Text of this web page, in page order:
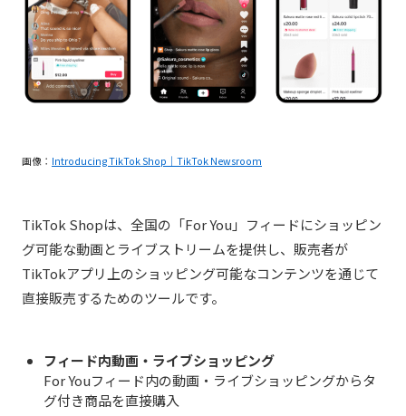
画像： Introducing TikTok Shop｜TikTok Newsroom
TikTok Shopは、全国の「For You」フィードにショッピン
グ可能な動画とライブストリームを提供し、販売者が
TikTokアプリ上のショッピング可能なコンテンツを通じて
直接販売するためのツールです。
フィード内動画・ライブショッピング
For Youフィード内の動画・ライブショッピングからタ
グ付き商品を直接購入